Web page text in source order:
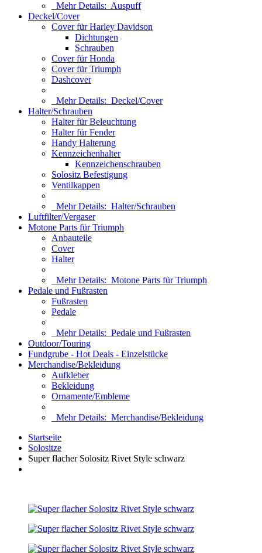
Mehr Details: Auspuff
Deckel/Cover
Cover für Harley Davidson
Dichtungen
Schrauben
Cover für Honda
Cover für Triumph
Dashcover
Mehr Details: Deckel/Cover
Halter/Schrauben
Halter für Beleuchtung
Halter für Fender
Handy Halterung
Kennzeichenhalter
Kennzeichenschrauben
Solositz Befestigung
Ventilkappen
Mehr Details: Halter/Schrauben
Luftfilter/Vergaser
Motone Parts für Triumph
Anbauteile
Cover
Halter
Mehr Details: Motone Parts für Triumph
Pedale und Fußrasten
Fußrasten
Pedale
Mehr Details: Pedale und Fußrasten
Outdoor/Touring
Fundgrube - Hot Deals - Einzelstücke
Merchandise/Bekleidung
Aufkleber
Bekleidung
Ornamente/Embleme
Mehr Details: Merchandise/Bekleidung
Startseite
Solositze
Super flacher Solositz Rivet Style schwarz